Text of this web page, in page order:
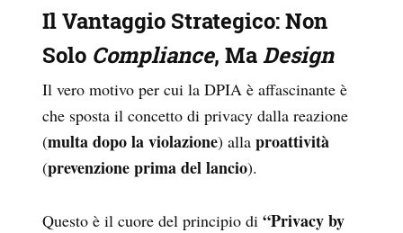
Il Vantaggio Strategico: Non
Solo Compliance, MaDesign
Il vero motivo per cui la DPIA è affascinante è
che sposta il concetto di privacy dalla reazione
(multa dopo la violazione) alla proattività
(prevenzione prima del lancio).
Questo è il cuore del principio di “Privacy by